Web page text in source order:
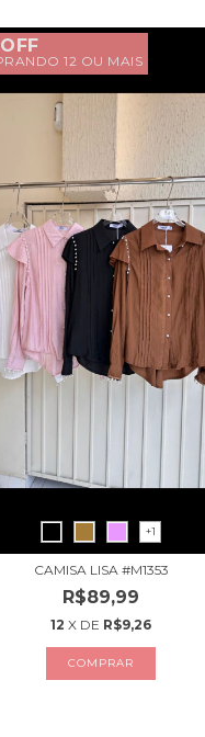
12 OU MAIS
+1
CAMISA LISA #M1353
R$89,99
12 X DE R$9,26
COMPRAR